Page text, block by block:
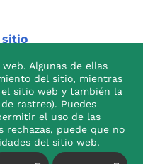
sitio
Algunas de ellas
del sitio, mientras
sitio web y también la
rastreo). Puedes
el uso de las
rechazas, puede que no
del sitio web.